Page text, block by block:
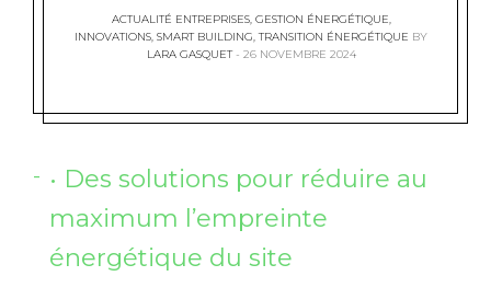
ACTUALITÉ ENTREPRISES, GESTION ÉNERGÉTIQUE,
INNOVATIONS, SMART BUILDING,TRANSITION ÉNERGÉTIQUE BY
LARA GASQUET
26 NOVEMBRE 2024
• Des solutions pour réduire au
maximum l’empreinte
énergétique du site